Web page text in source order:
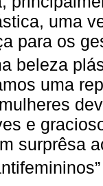
uma
para os
beleza
uma
e
surprêsa